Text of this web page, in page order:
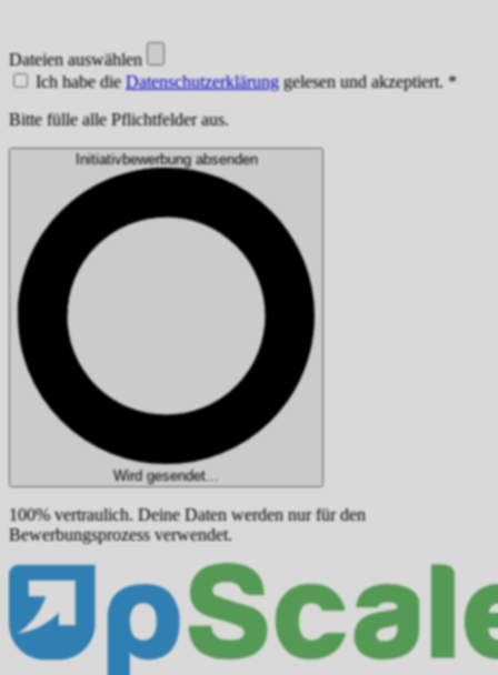
Dateien auswählen
Ich habe die Datenschutzerklärung gelesen und akzeptiert. *
Bitte fülle alle Pflichtfelder aus.
Initiativbewerbung absenden
Wird gesendet...
100% vertraulich. Deine Daten werden nur für den
Bewerbungsprozess verwendet.